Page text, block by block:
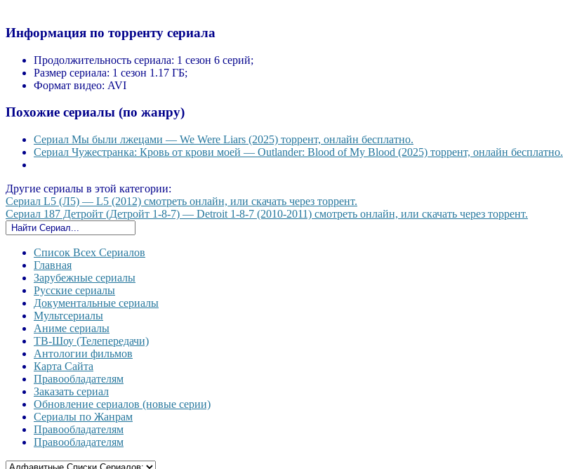
Информация по торренту сериала
Продолжительность сериала: 1 сезон 6 серий;
Размер сериала: 1 сезон 1.17 ГБ;
Формат видео: AVI
Похожие сериалы (по жанру)
Сериал Мы были лжецами — We Were Liars (2025) торрент, онлайн бесплатно.
Сериал Чужестранка: Кровь от крови моей — Outlander: Blood of My Blood (2025) торрент, онлайн бесплатно.
Другие сериалы в этой категории:
Сериал L5 (Л5) — L5 (2012) смотреть онлайн, или скачать через торрент.
Сериал 187 Детройт (Детройт 1-8-7) — Detroit 1-8-7 (2010-2011) смотреть онлайн, или скачать через торрент.
Список Всех Сериалов
Главная
Зарубежные сериалы
Русские сериалы
Документальные сериалы
Мультсериалы
Аниме сериалы
ТВ-Шоу (Телепередачи)
Антологии фильмов
Карта Сайта
Правообладателям
Заказать сериал
Обновление сериалов (новые серии)
Сериалы по Жанрам
Правообладателям
Правообладателям